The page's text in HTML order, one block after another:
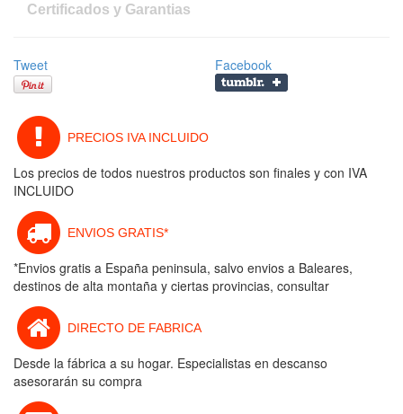
Certificados y Garantias
Tweet Facebook
PRECIOS IVA INCLUIDO
Los precios de todos nuestros productos son finales y con IVA
INCLUIDO
ENVIOS GRATIS*
*Envios gratis a España peninsula, salvo envios a Baleares,
destinos de alta montaña y ciertas provincias, consultar
DIRECTO DE FABRICA
Desde la fábrica a su hogar. Especialistas en descanso
asesorarán su compra